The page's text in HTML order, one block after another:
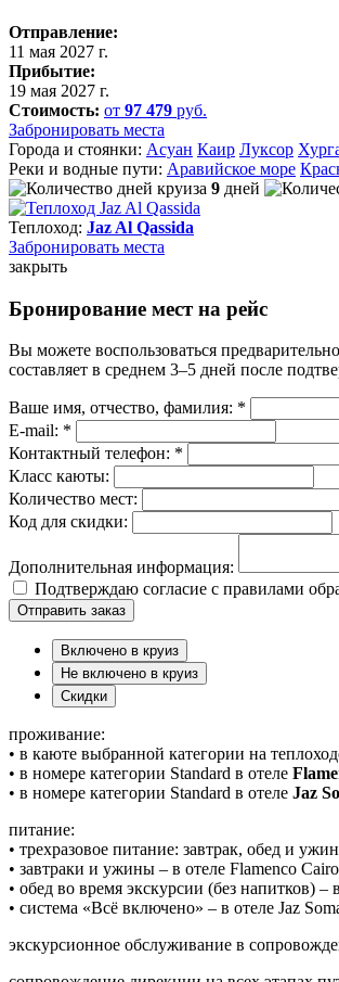
Отправление:
11 мая 2027 г.
Прибытие:
19 мая 2027 г.
Стоимость: от 97 479 руб.
Забронировать места
Города и стоянки: Асуан Каир Луксор
Реки и водные пути: Аравийское море
9 дней
Теплоход: Jaz Al Qassida
Забронировать места
закрыть
Бронирование мест на рейс
Вы можете воспользоваться
составляет в среднем 3–5 дней после
Ваше имя, отчество, фамилия: *
E-mail: *
Контактный телефон: *
Класс каюты:
Количество мест:
Код для скидки:
Дополнительная информация:
Подтверждаю согласие с правилами
Отправить заказ
Включено в круиз
Не включено в круиз
Скидки
проживание:
• в каюте выбранной категории на
• в номере категории Standard в отеле
• в номере категории Standard в отеле Jaz
питание:
• трехразовое питание: завтрак, обед и
• завтраки и ужины – в отеле Flamenco
• обед во время экскурсии (без напитков)
• система «Всё включено» – в отеле Jaz
экскурсионное обслуживание в